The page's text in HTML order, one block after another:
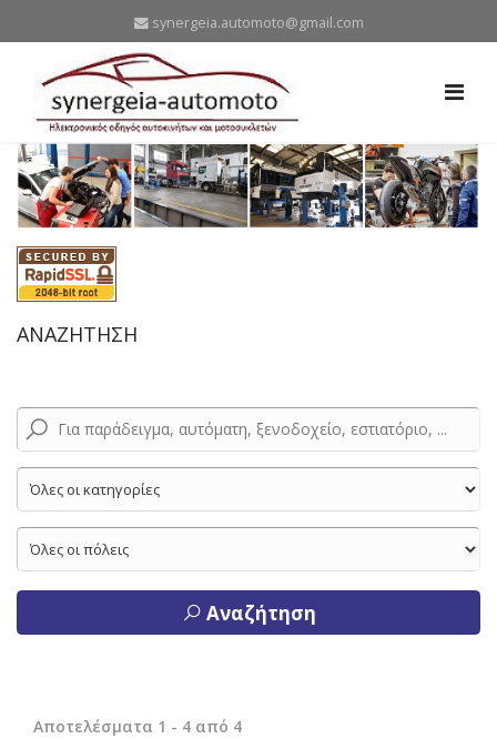
synergeia.automoto@gmail.com
ΑΝΑΖΗΤΗΣΗ
Αναζήτηση
Αποτελέσματα 1 - 4 από 4